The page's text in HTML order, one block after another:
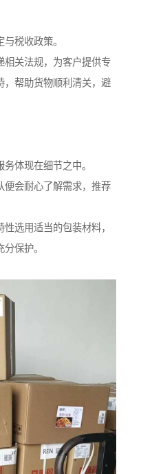
税收政策。
相关法规，为客户提供专
，帮助货物顺利清关，避
体现在细节之中。
便会耐心了解需求，推荐
选用适当的包装材料，
保护。